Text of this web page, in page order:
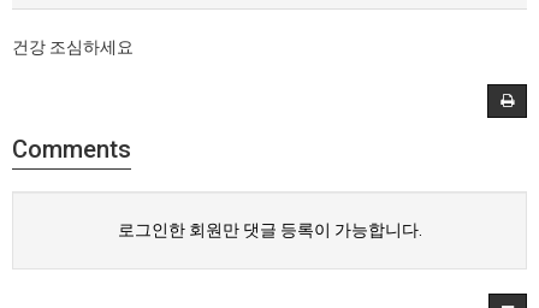
건강 조심하세요
Comments
로그인한 회원만 댓글 등록이 가능합니다.